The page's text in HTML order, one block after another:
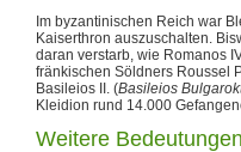
Im byzantinischen Reich war
Kaiserthron auszuschalten.
daran verstarb, wie Romanos
fränkischen Söldners Roussel
Basileios II. (Basileios
Kleidion rund 14.000
Weitere Bedeutungen